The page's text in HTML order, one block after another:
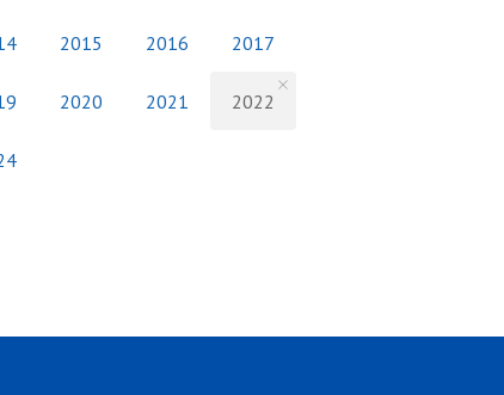
2015 2016 2017
2020 2021 2022